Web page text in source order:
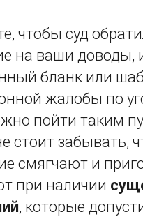
чтобы суд
на ваши доводы,
бланк или
жалобы по
пойти таким
стоит забывать,
смягчают и
при наличии
, которые